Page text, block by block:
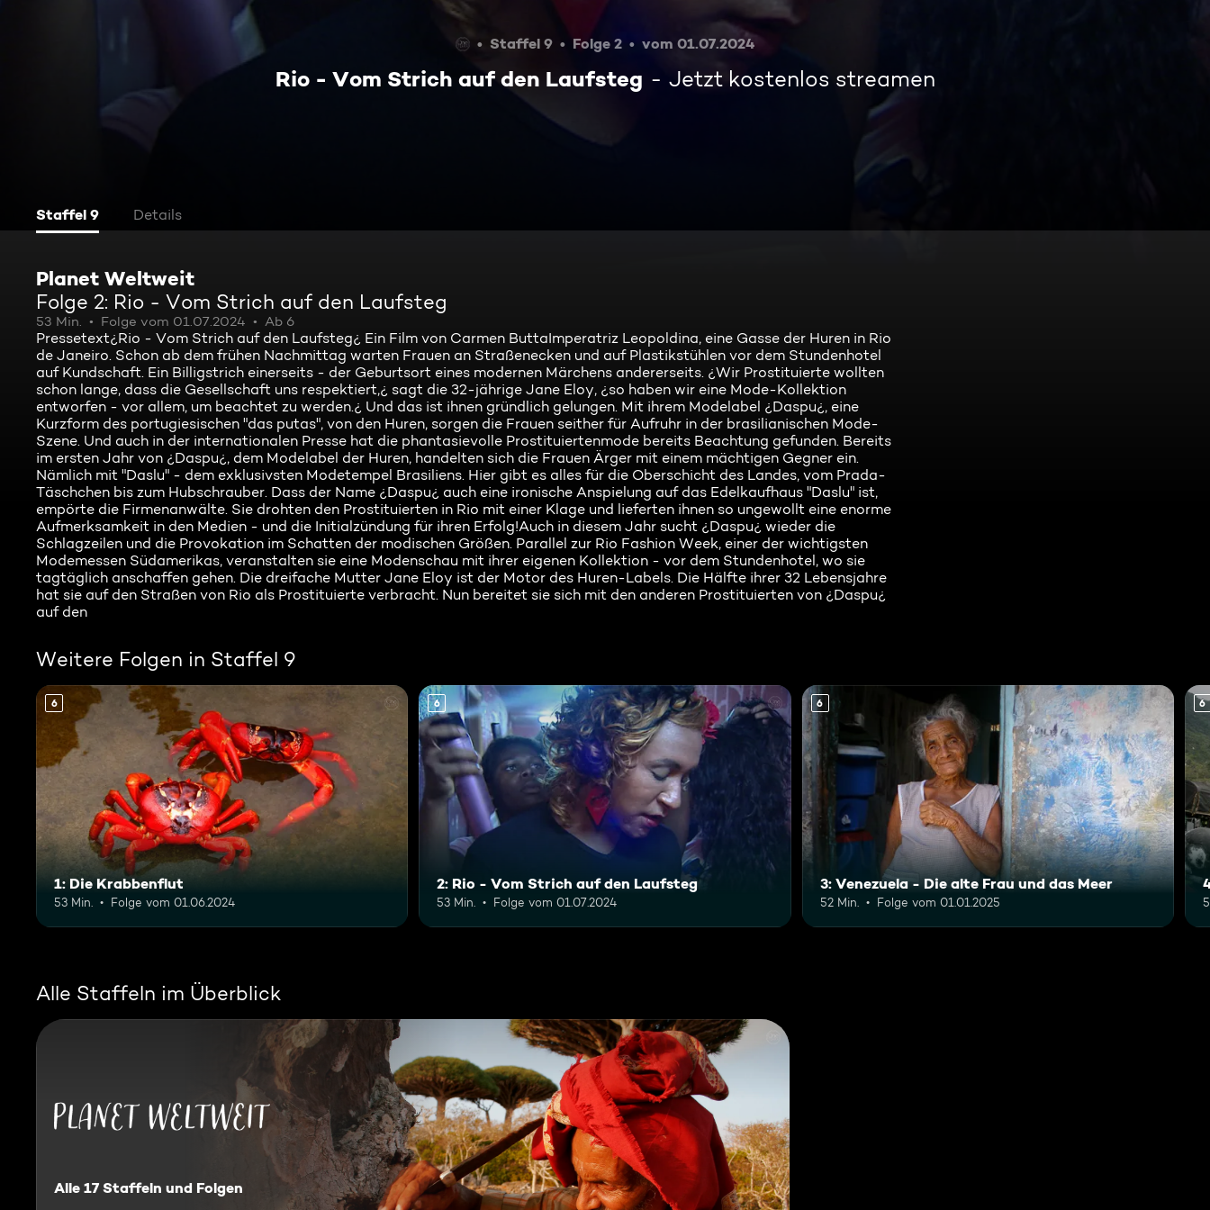
Staffel 9 Folge 2 vom 01.07.2024
Rio - Vom Strich auf den Laufsteg Jetzt kostenlos streamen
Staffel 9 Details
Planet Weltweit
Folge 2: Rio - Vom Strich auf den Laufsteg
53 Min. Folge vom 01.07.2024 Ab 6
Pressetext¿Rio - Vom Strich auf den Laufsteg¿ Ein Film von Carmen ButtaImperatriz Leopoldina, eine Gasse der Huren in Rio
de Janeiro. Schon ab dem frühen Nachmittag warten Frauen an Straßenecken und auf Plastikstühlen vor dem Stundenhotel
auf Kundschaft. Ein Billigstrich einerseits - der Geburtsort eines modernen Märchens andererseits. ¿Wir Prostituierte wollten
schon lange, dass die Gesellschaft uns respektiert,¿ sagt die 32-jährige Jane Eloy, ¿so haben wir eine Mode-Kollektion
entworfen - vor allem, um beachtet zu werden.¿ Und das ist ihnen gründlich gelungen. Mit ihrem Modelabel ¿Daspu¿, eine
Kurzform des portugiesischen "das putas", von den Huren, sorgen die Frauen seither für Aufruhr in der brasilianischen Mode-
Szene. Und auch in der internationalen Presse hat die phantasievolle Prostituiertenmode bereits Beachtung gefunden. Bereits
im ersten Jahr von ¿Daspu¿, dem Modelabel der Huren, handelten sich die Frauen Ärger mit einem mächtigen Gegner ein.
Nämlich mit "Daslu" - dem exklusivsten Modetempel Brasiliens. Hier gibt es alles für die Oberschicht des Landes, vom Prada-
Täschchen bis zum Hubschrauber. Dass der Name ¿Daspu¿ auch eine ironische Anspielung auf das Edelkaufhaus "Daslu" ist,
empörte die Firmenanwälte. Sie drohten den Prostituierten in Rio mit einer Klage und lieferten ihnen so ungewollt eine enorme
Aufmerksamkeit in den Medien - und die Initialzündung für ihren Erfolg!Auch in diesem Jahr sucht ¿Daspu¿ wieder die
Schlagzeilen und die Provokation im Schatten der modischen Größen. Parallel zur Rio Fashion Week, einer der wichtigsten
Modemessen Südamerikas, veranstalten sie eine Modenschau mit ihrer eigenen Kollektion - vor dem Stundenhotel, wo sie
tagtäglich anschaffen gehen. Die dreifache Mutter Jane Eloy ist der Motor des Huren-Labels. Die Hälfte ihrer 32 Lebensjahre
hat sie auf den Straßen von Rio als Prostituierte verbracht. Nun bereitet sie sich mit den anderen Prostituierten von ¿Daspu¿
auf den
Weitere Folgen in Staffel 9
6
1: Die Krabbenflut
53 Min. Folge vom 01.06.2024
6
2: Rio - Vom Strich auf den Laufsteg
53 Min. Folge vom 01.07.2024
6
3: Venezuela - Die alte Frau und das Meer
52 Min. Folge vom 01.01.2025
6
Alle Staffeln im Überblick
Alle 17 Staffeln und Folgen